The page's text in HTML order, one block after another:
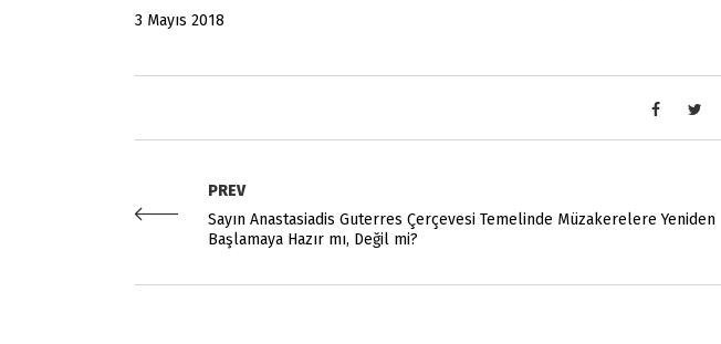
3 Mayıs 2018
PREV
Sayın Anastasiadis Guterres Çerçevesi Temelinde Müzakerelere Yeniden
Başlamaya Hazır mı, Değil mi?